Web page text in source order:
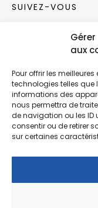
aux
Pour offrir les
technologies telles que
informations des
nous permettra de
de navigation ou les ID
consentir ou de retirer
sur certaines
SUIVEZ-VOUS
Rejoignez notre
Nouvelles
inspirations : soyez
actualités.
©